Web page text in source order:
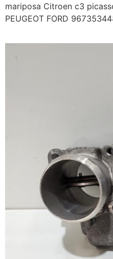
mariposa Citroen c3
PEUGEOT FORD